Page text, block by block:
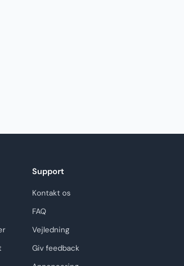
Support
Kontakt os
FAQ
Vejledning
Giv feedback